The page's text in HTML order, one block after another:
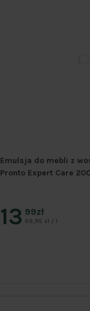
Emulsja do mebli z
Pronto Expert Care
13 99zł
69,95 zł / l